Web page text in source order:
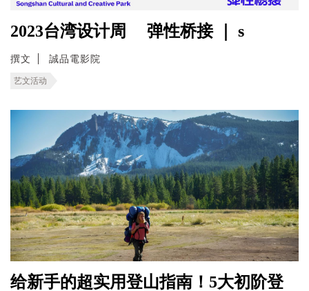
2023台湾设计周 弹性桥接 ｜ s
撰文 誠品電影院
艺文活动
给新手的超实用登山指南！5大初阶登